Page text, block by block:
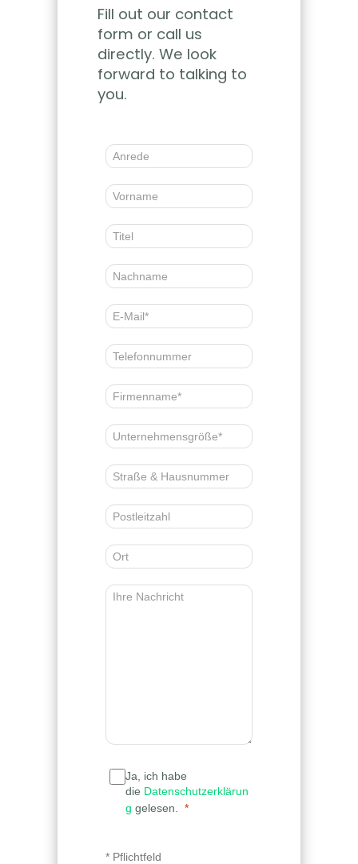
Fill out our contact
form or call us
directly. We look
forward to talking to
you.
Ja, ich habe
die Datenschutzerklärun
g gelesen.
* Pflichtfeld